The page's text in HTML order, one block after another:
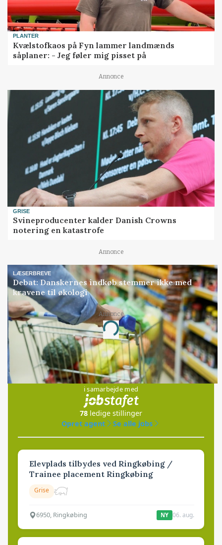
PLANTER
Kvælstofkaos på Fyn lammer landmænds
såplaner: - Jeg føler mig pisset på
Annonce
GRISE
Svineproducenter kalder Danish Crowns
notering en katastrofe
Annonce
LÆSERBREVE
Debat: Danskernes indkøb stemmer ikke med
kravene til økologi
Annonce
Loading...
Jobs
i samarbejde med
78 ledige stillinger
Opret agent
Se alle jobs
Elevplads tilbydes ved Ringkøbing /
Trainee placement Ringkøbing
Grise
6950, Ringkøbing NY 06. aug.